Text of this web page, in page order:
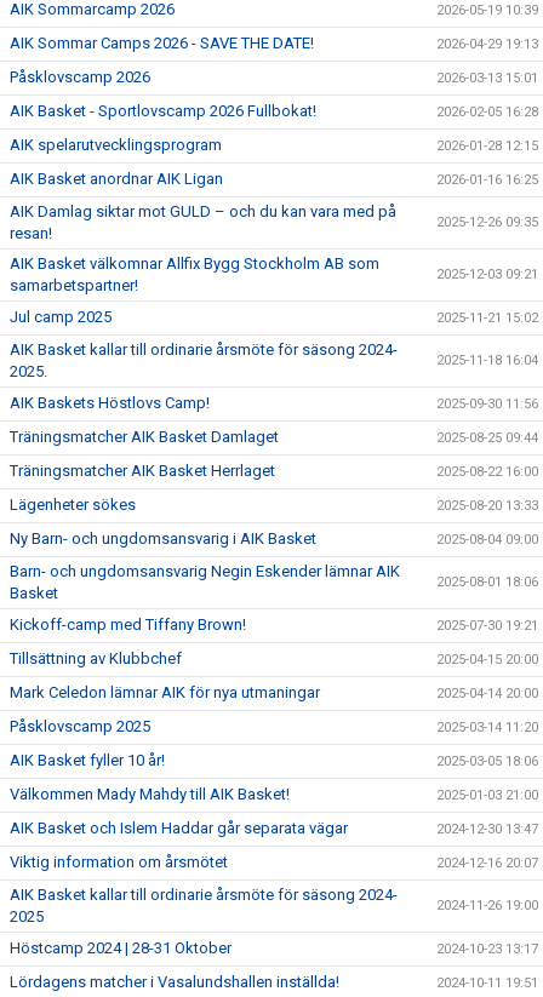
AIK Sommarcamp 2026 2026-05-19 10:39
AIK Sommar Camps 2026 - SAVE THE DATE! 2026-04-29 19:13
Påsklovscamp 2026 2026-03-13 15:01
AIK Basket - Sportlovscamp 2026 Fullbokat! 2026-02-05 16:28
AIK spelarutvecklingsprogram 2026-01-28 12:15
AIK Basket anordnar AIK Ligan 2026-01-16 16:25
AIK Damlag siktar mot GULD – och du kan vara med på
resan!
2025-12-26 09:35
AIK Basket välkomnar Allfix Bygg Stockholm AB som
samarbetspartner!
2025-12-03 09:21
Jul camp 2025 2025-11-21 15:02
AIK Basket kallar till ordinarie årsmöte för säsong 2024-
2025.
2025-11-18 16:04
AIK Baskets Höstlovs Camp! 2025-09-30 11:56
Träningsmatcher AIK Basket Damlaget 2025-08-25 09:44
Träningsmatcher AIK Basket Herrlaget 2025-08-22 16:00
Lägenheter sökes 2025-08-20 13:33
Ny Barn- och ungdomsansvarig i AIK Basket 2025-08-04 09:00
Barn- och ungdomsansvarig Negin Eskender lämnar AIK
Basket
2025-08-01 18:06
Kickoff-camp med Tiffany Brown! 2025-07-30 19:21
Tillsättning av Klubbchef 2025-04-15 20:00
Mark Celedon lämnar AIK för nya utmaningar 2025-04-14 20:00
Påsklovscamp 2025 2025-03-14 11:20
AIK Basket fyller 10 år! 2025-03-05 18:06
Välkommen Mady Mahdy till AIK Basket! 2025-01-03 21:00
AIK Basket och Islem Haddar går separata vägar 2024-12-30 13:47
Viktig information om årsmötet 2024-12-16 20:07
AIK Basket kallar till ordinarie årsmöte för säsong 2024-
2025
2024-11-26 19:00
Höstcamp 2024 | 28-31 Oktober 2024-10-23 13:17
Lördagens matcher i Vasalundshallen inställda! 2024-10-11 19:51